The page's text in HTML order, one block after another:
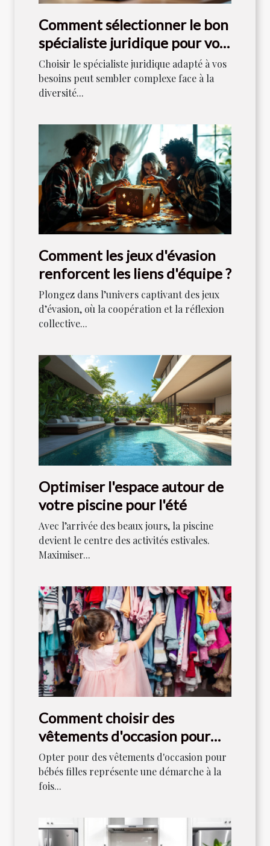
Comment sélectionner le bon
spécialiste juridique pour vos
besoins ?
Choisir le spécialiste juridique adapté à vos
besoins peut sembler complexe face à la
diversité...
Comment les jeux d'évasion
renforcent les liens d'équipe ?
Plongez dans l’univers captivant des jeux
d’évasion, où la coopération et la réflexion
collective...
Optimiser l'espace autour de
votre piscine pour l'été
Avec l’arrivée des beaux jours, la piscine
devient le centre des activités estivales.
Maximiser...
Comment choisir des
vêtements d'occasion pour
bébés filles
Opter pour des vêtements d'occasion pour
bébés filles représente une démarche à la
fois...